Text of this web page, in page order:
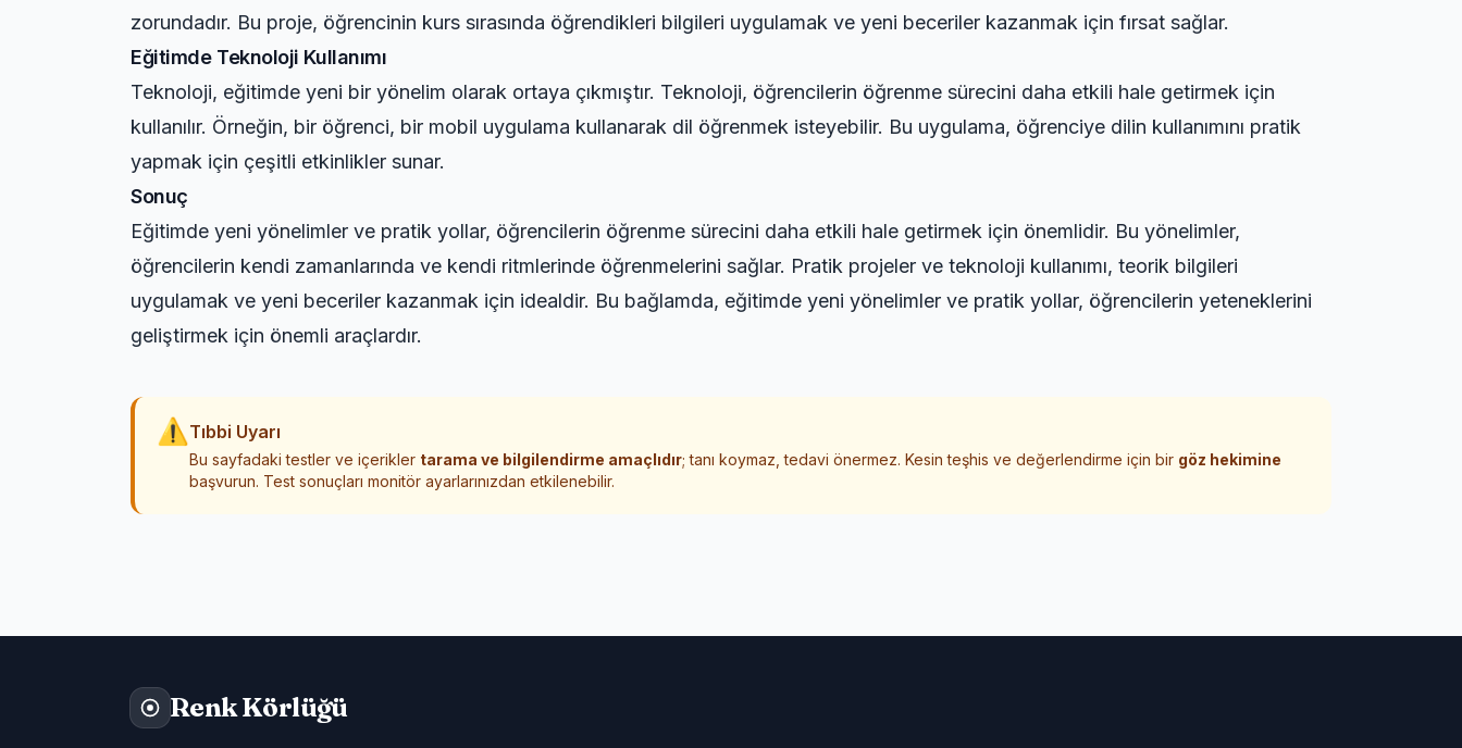
zorundadır. Bu proje, öğrencinin kurs sırasında öğrendikleri bilgileri uygulamak ve yeni beceriler kazanmak için fırsat sağlar.
Eğitimde Teknoloji Kullanımı
Teknoloji, eğitimde yeni bir yönelim olarak ortaya çıkmıştır. Teknoloji, öğrencilerin öğrenme sürecini daha etkili hale getirmek için
kullanılır. Örneğin, bir öğrenci, bir mobil uygulama kullanarak dil öğrenmek isteyebilir. Bu uygulama, öğrenciye dilin kullanımını pratik
yapmak için çeşitli etkinlikler sunar.
Sonuç
Eğitimde yeni yönelimler ve pratik yollar, öğrencilerin öğrenme sürecini daha etkili hale getirmek için önemlidir. Bu yönelimler,
öğrencilerin kendi zamanlarında ve kendi ritmlerinde öğrenmelerini sağlar. Pratik projeler ve teknoloji kullanımı, teorik bilgileri
uygulamak ve yeni beceriler kazanmak için idealdir. Bu bağlamda, eğitimde yeni yönelimler ve pratik yollar, öğrencilerin yeteneklerini
geliştirmek için önemli araçlardır.
⚠ Tıbbi Uyarı
Bu sayfadaki testler ve içerikler tarama ve bilgilendirme amaçlıdır; tanı koymaz, tedavi önermez. Kesin teşhis ve değerlendirme için bir göz hekimine
başvurun. Test sonuçları monitör ayarlarınızdan etkilenebilir.
Renk Körlüğü